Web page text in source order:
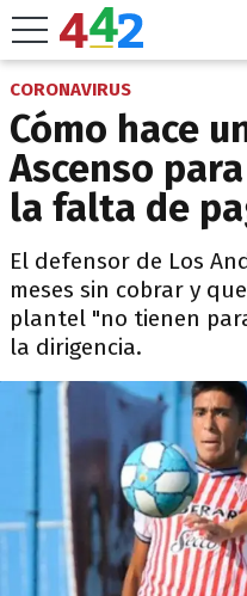
CORONAVIRUS
Cómo hace
Ascenso
la falta de
El defensor de Los
meses sin cobrar y
plantel "no tienen
la dirigencia.